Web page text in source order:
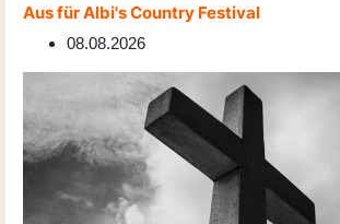
Aus für Albi's Country Festival
08.08.2026